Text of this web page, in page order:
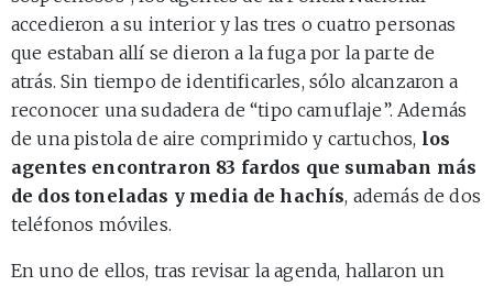
accedieron a su interior y las tres o cuatro personas
que estaban allí se dieron a la fuga por la parte de
atrás. Sin tiempo de identificarles, sólo alcanzaron a
reconocer una sudadera de “tipo camuflaje”. Además
de una pistola de aire comprimido y cartuchos, los
agentes encontraron 83 fardos que sumaban más
de dos toneladas y media de hachís, además de dos
teléfonos móviles.
En uno de ellos, tras revisar la agenda, hallaron un